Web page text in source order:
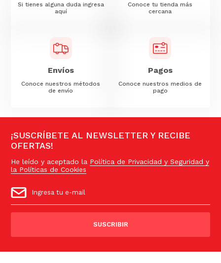
Si tienes alguna duda ingresa
aquí
Conoce tu tienda más
cercana
Envíos
Conoce nuestros métodos
de envío
Pagos
Conoce nuestros medios de
pago
¡SUSCRÍBETE AL NEWSLETTER Y RECIBE
OFERTAS!
He leído y aceptado la Política de Privacidad y Seguridad y
la Políticas de Cookies
SUSCRIBIR